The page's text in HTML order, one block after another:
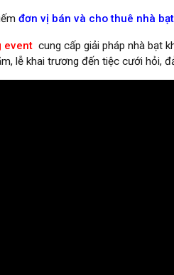
đơn vị bán và cho thuê nhà
event cung cấp giải pháp nhà bạt
lễ khai trương đến tiệc cưới hỏi,